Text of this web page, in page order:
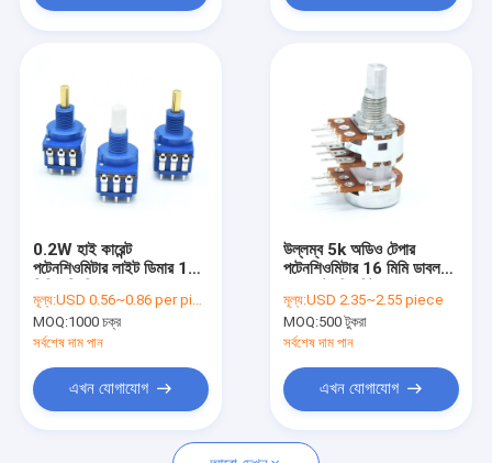
পণ্য
আমাদের সম্পর্কে
কারখানা ভ্রমণ
আমাদের সাথে যোগাযোগ করুন
সব ক্ষেত্রেই
0.2W হাই কারেন্ট
পটেনশিওমিটার লাইট ডিমার 17
মূল্য:USD 0.56~0.86 per piece
MOQ:1000 চক্র
সর্বশেষ দাম পান
এখন যোগাযোগ
উল্লম্ব 5k অডিও টেপার
পটেনশিওমিটার 16 মিমি ডাবল
মূল্য:USD 2.35~2.55 piece
MOQ:500 টুকরা
সর্বশেষ দাম পান
এখন যোগাযোগ